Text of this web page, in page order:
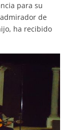
para su
de
ha recibido